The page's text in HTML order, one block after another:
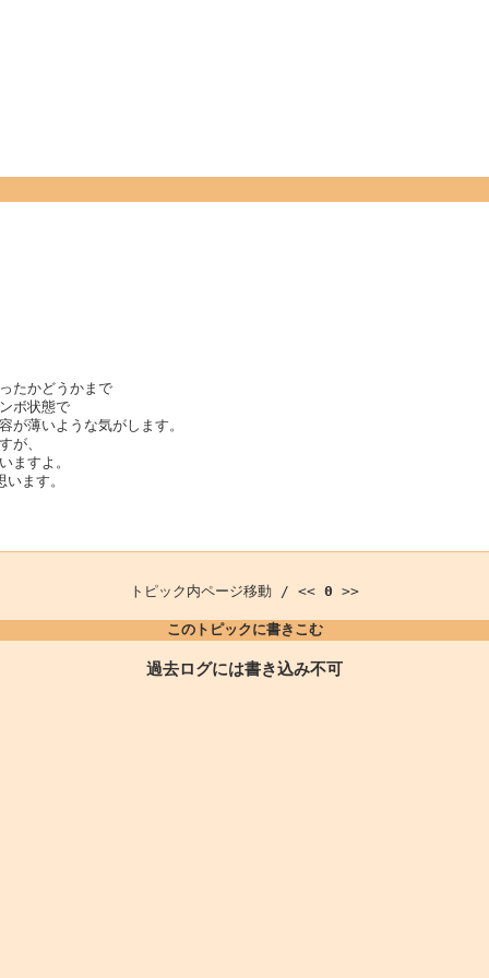
たかどうかまで
ボ状態で
が薄いような気がします。
が、
ますよ。
ます。
トピック内ページ移動 / << 0 >>
このトピックに書きこむ
過去ログには書き込み不可